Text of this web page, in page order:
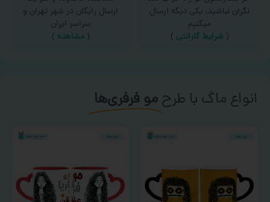
نگران نباشید، یکی دیگه ارسال
میکنیم
( شرایط گارانتی )
ارسال رایگان در شهر تهران و
سراسر ایران
(مشاهده )
انواع ماگ با طرحمو فرفری‌ها